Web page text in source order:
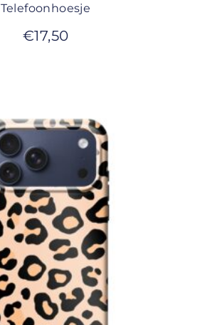
Telefoonhoesje
€17,50